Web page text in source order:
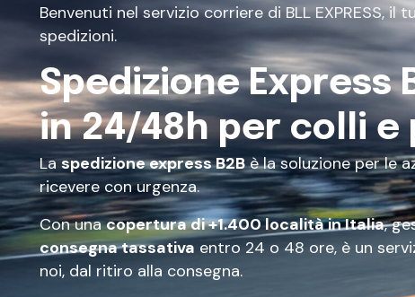
Benvenuti nel servizio corriere di BLL EXPRESS,
spedizioni.
Spedizione Express
in 24/48h per colli
Laspedizione express B2Bè la soluzione per le
ricevere con urgenza.
Con unacopertura di +1.400 località in Italia,
consegna tassativa entro 24 o 48 ore, è un
noi, dal ritiro alla consegna.